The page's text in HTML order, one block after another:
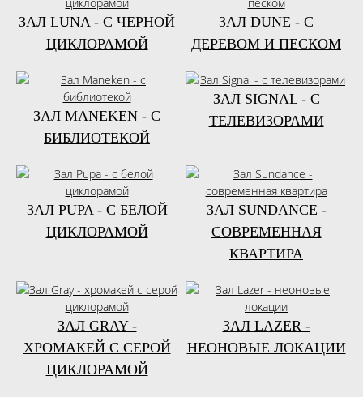
ЗАЛ LUNA - С ЧЕРНОЙ
ЦИКЛОРАМОЙ
ЗАЛ DUNE - С
ДЕРЕВОМ И ПЕСКОМ
ЗАЛ MANEKEN - С
БИБЛИОТЕКОЙ
ЗАЛ SIGNAL - С
ТЕЛЕВИЗОРАМИ
ЗАЛ PUPA - С БЕЛОЙ
ЦИКЛОРАМОЙ
ЗАЛ SUNDANCE -
СОВРЕМЕННАЯ
КВАРТИРА
ЗАЛ GRAY -
ХРОМАКЕЙ С СЕРОЙ
ЦИКЛОРАМОЙ
ЗАЛ LAZER -
НЕОНОВЫЕ ЛОКАЦИИ